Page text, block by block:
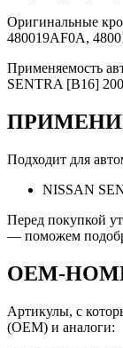
Оригинальные
480019AF0A,
Применяемость
SENTRA [B16]
Подходит для
NISSAN
Перед покупкой
— поможем
OEM-
Артикулы, с
(OEM) и аналоги: